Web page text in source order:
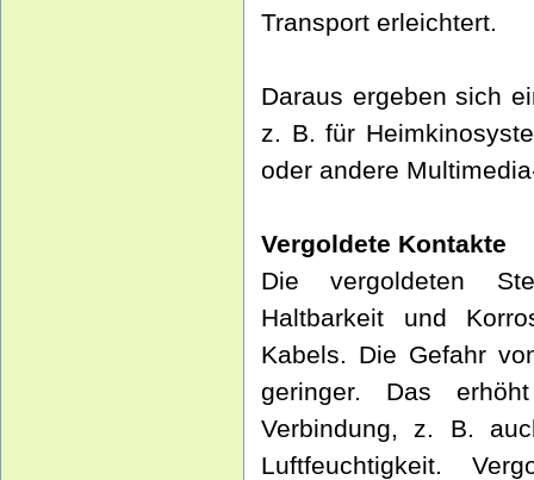
Transport erleichtert.
Daraus ergeben sich
z. B. für
oder andere
Vergoldete Kontakte
Die vergoldeten
Haltbarkeit und
Kabels. Die Gefahr
geringer. Das
Verbindung, z. B.
Luftfeuchtigkeit.